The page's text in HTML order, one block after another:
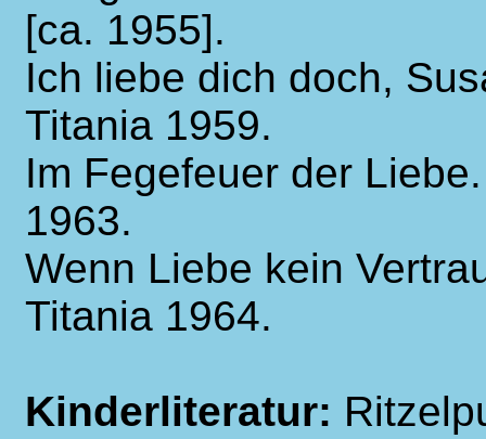
[ca. 1955].
Ich liebe dich doch,
Titania 1959.
Im Fegefeuer der
1963.
Wenn Liebe kein
Titania 1964.
Kinderliteratur: